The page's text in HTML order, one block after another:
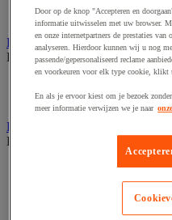
Zoetwaren en chocolade
Horeca benodigdheden
Bekijk de hele productgroep
Keukenuitrusting
Horeca- en receptiemeubilair
Bekijk de hele productgroep
Hoge stoel en barkruk
Horecameubilair
Kantine- en
Keukenkast en buffet
Door op de knop "Accepteren en
informatie uitwisselen met uw browser.
en onze internetpartners de prestaties
analyseren. Hierdoor kunnen wij u nog
passende/gepersonaliseerd reclame
en voorkeuren voor elk type cookie, klikt
En als je ervoor kiest om je bezoek
meer informatie verwijzen we je naar